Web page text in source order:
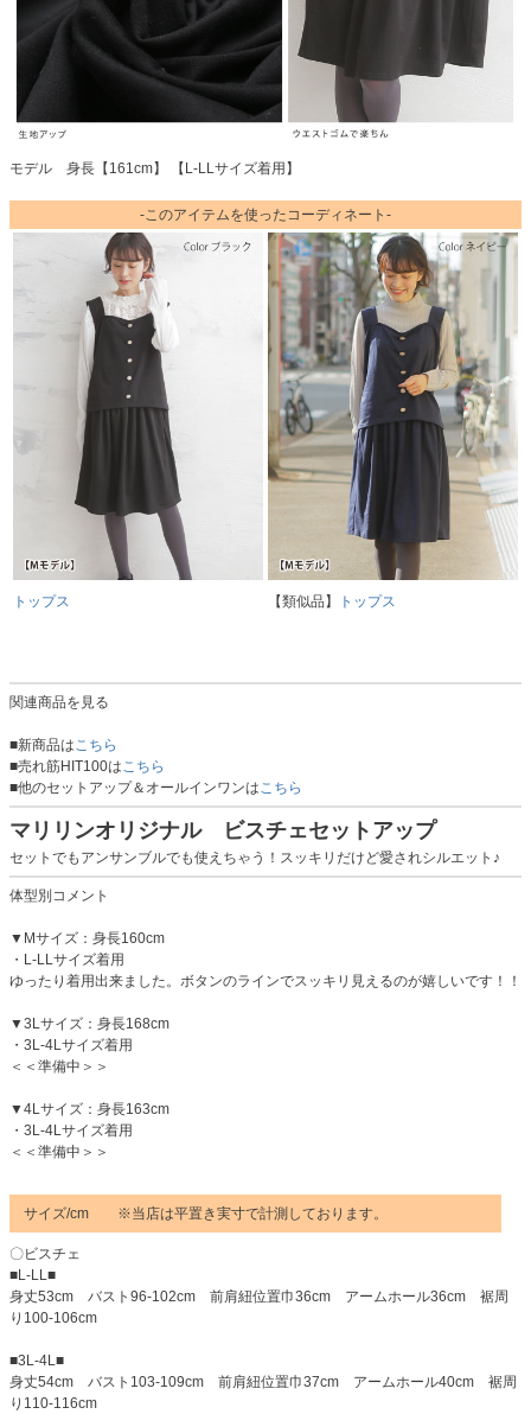
モデル 身長【161cm】 【L-LLサイズ着用】
-このアイテムを使ったコーディネート-
トップス 【類似品】 トップス
関連商品を見る
■新商品はこちら
■売れ筋HIT100はこちら
■他のセットアップ＆オールインワンはこちら
マリリンオリジナル ビスチェセットアップ
セットでもアンサンブルでも使えちゃう！スッキリだけど愛されシルエット♪
体型別コメント
▼Mサイズ：身長160cm
・L-LLサイズ着用
ゆったり着用出来ました。ボタンのラインでスッキリ見えるのが嬉しいです！！
▼3Lサイズ：身長168cm
・3L-4Lサイズ着用
＜＜準備中＞＞
▼4Lサイズ：身長163cm
・3L-4Lサイズ着用
＜＜準備中＞＞
サイズ/cm ※当店は平置き実寸で計測しております。
〇ビスチェ
■L-LL■
身丈53cm バスト96-102cm 前肩紐位置巾36cm アームホール36cm 裾周
り100-106cm
■3L-4L■
身丈54cm バスト103-109cm 前肩紐位置巾37cm アームホール40cm 裾周
り110-116cm